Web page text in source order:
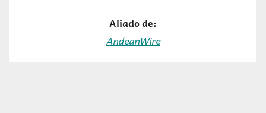
Aliado de:
AndeanWire